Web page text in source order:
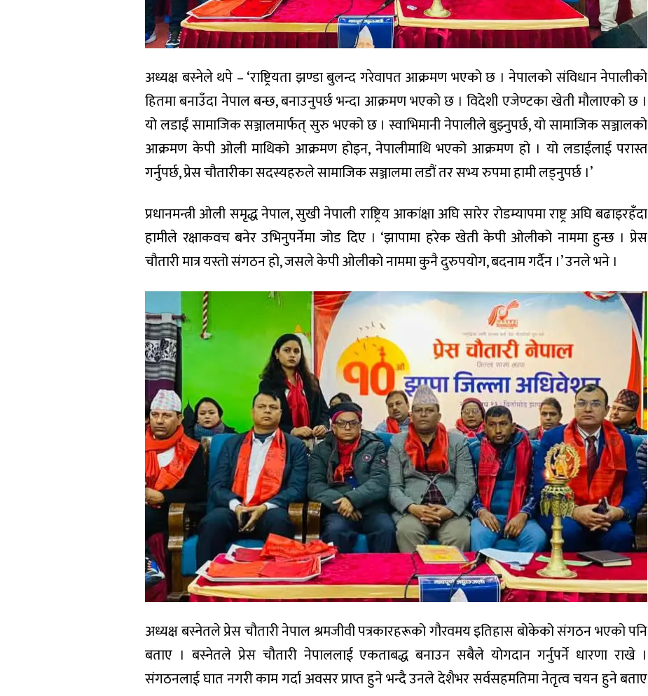
अध्यक्ष बस्नेले थपे – ‘राष्ट्रियता झण्डा बुलन्द गरेवापत आक्रमण भएको छ । नेपालको संविधान नेपालीको
हितमा बनाउँदा नेपाल बन्छ, बनाउनुपर्छ भन्दा आक्रमण भएको छ । विदेशी एजेण्टका खेती मौलाएको छ ।
यो लडाईं सामाजिक सञ्जालमार्फत् सुरु भएको छ । स्वाभिमानी नेपालीले बुझ्नुपर्छ, यो सामाजिक सञ्जालको
आक्रमण केपी ओली माथिको आक्रमण होइन, नेपालीमाथि भएको आक्रमण हो । यो लडाईंलाई परास्त
गर्नुपर्छ, प्रेस चौतारीका सदस्यहरुले सामाजिक सञ्जालमा लडौं तर सभ्य रुपमा हामी लड्नुपर्छ ।’
प्रधानमन्त्री ओली समृद्ध नेपाल, सुखी नेपाली राष्ट्रिय आकांक्षा अघि सारेर रोडम्यापमा राष्ट्र अघि बढाइरहँदा
हामीले रक्षाकवच बनेर उभिनुपर्नेमा जोड दिए । ‘झापामा हरेक खेती केपी ओलीको नाममा हुन्छ । प्रेस
चौतारी मात्र यस्तो संगठन हो, जसले केपी ओलीको नाममा कुनै दुरुपयोग, बदनाम गर्दैन ।’ उनले भने ।
अध्यक्ष बस्नेतले प्रेस चौतारी नेपाल श्रमजीवी पत्रकारहरूको गौरवमय इतिहास बोकेको संगठन भएको पनि
बताए । बस्नेतले प्रेस चौतारी नेपाललाई एकताबद्ध बनाउन सबैले योगदान गर्नुपर्ने धारणा राखे ।
संगठनलाई घात नगरी काम गर्दा अवसर प्राप्त हुने भन्दै उनले देशैभर सर्वसहमतिमा नेतृत्व चयन हुने बताए